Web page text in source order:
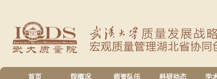
首页 院概况 师资队伍 科研动态 学